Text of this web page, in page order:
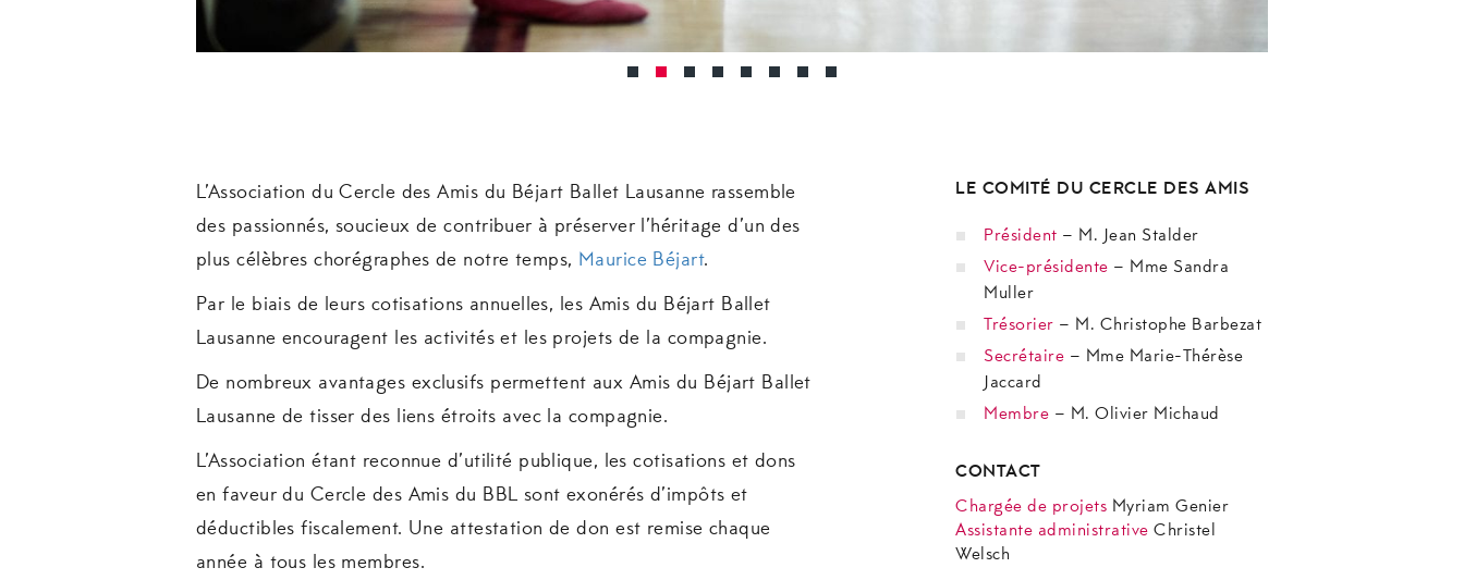
L’Association du Cercle des Amis du Béjart Ballet Lausanne rassemble
des passionnés, soucieux de contribuer à préserver l’héritage d’un des
plus célèbres chorégraphes de notre temps, Maurice Béjart.
Par le biais de leurs cotisations annuelles, les Amis du Béjart Ballet
Lausanne encouragent les activités et les projets de la compagnie.
De nombreux avantages exclusifs permettent aux Amis du Béjart Ballet
Lausanne de tisser des liens étroits avec la compagnie.
L’Association étant reconnue d’utilité publique, les cotisations et dons
en faveur du Cercle des Amis du BBL sont exonérés d’impôts et
déductibles fiscalement. Une attestation de don est remise chaque
année à tous les membres.
LE COMITÉ DU CERCLE DES AMIS
Président – M. Jean Stalder
Vice-présidente – Mme Sandra
Muller
Trésorier – M. Christophe Barbezat
Secrétaire – Mme Marie-Thérèse
Jaccard
Membre – M. Olivier Michaud
CONTACT
Chargée de projets Myriam Genier
Assistante administrative Christel
Welsch